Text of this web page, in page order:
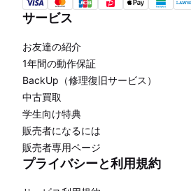
サービス
お友達の紹介
1年間の動作保証
BackUp（修理復旧サービス）
中古買取
学生向け特典
販売者になるには
販売者専用ページ
プライバシーと利用規約